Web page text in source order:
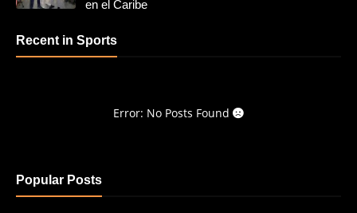
en el Caribe
Recent in Sports
Error: No Posts Found
Popular Posts